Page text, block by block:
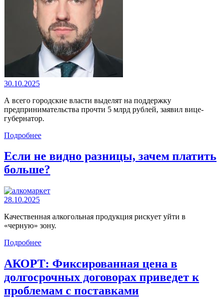
30.10.2025
А всего городские власти выделят на поддержку
предпринимательства прочти 5 млрд рублей, заявил вице-
губернатор.
Подробнее
Если не видно разницы, зачем платить
больше?
28.10.2025
Качественная алкогольная продукция рискует уйти в
«черную» зону.
Подробнее
АКОРТ: Фиксированная цена в
долгосрочных договорах приведет к
проблемам с поставками